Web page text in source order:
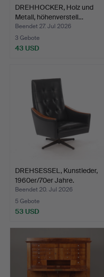
DREHHOCKER, Holz und
Metall, höhenverstell…
Beendet 27. Jul 2026
3 Gebote
43 USD
DREHSESSEL, Kunstleder,
1960er/70er Jahre.
Beendet 20. Jul 2026
5 Gebote
53 USD